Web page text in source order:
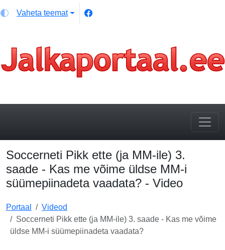
Vaheta teemat
Soccerneti Pikk ette (ja MM-ile) 3.
saade - Kas me võime üldse MM-i
süümepiinadeta vaadata? - Video
Portaal
Videod
Soccerneti Pikk ette (ja MM-ile) 3. saade - Kas me võime
üldse MM-i süümepiinadeta vaadata?